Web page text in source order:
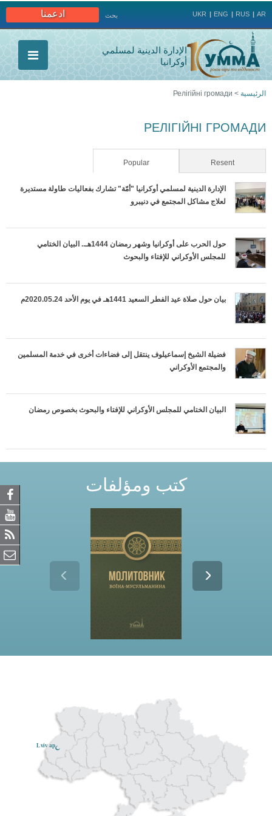
ادعمنا بحث UKR ENG RUS AR
الإدارة الدينية لمسلمي
أوكرانيا
الرئيسية >
Релігійні громади
РЕЛІГІЙНІ ГРОМАДИ
Resent
Popular
الإدارة الدينية لمسلمي أوكرانيا "أمّة" تشارك بفعاليات طاولة مستديرة
لعلاج مشاكل المجتمع في دنيبرو
حول الحرب على أوكرانيا وشهر رمضان 1444هـ.. البيان الختامي
للمجلس الأوكراني للإفتاء والبحوث
بيان حول صلاة عيد الفطر السعيد 1441هـ في يوم الأحد 2020.05.24م
فضيلة الشيخ إسماعيلوف ينتقل إلى فضاءات أخرى في خدمة المسلمين
والمجتمع الأوكراني
البيان الختامي للمجلس الأوكراني للإفتاء والبحوث بخصوص رمضان
كتب ومؤلفات
Lviv ар